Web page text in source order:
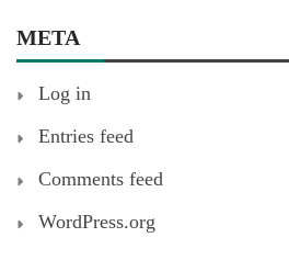
META
Log in
Entries feed
Comments feed
WordPress.org